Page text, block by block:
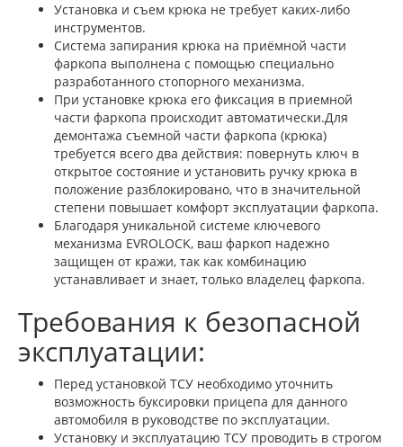
Установка и съем крюка не требует каких-либо
инструментов.
Система запирания крюка на приёмной части
фаркопа выполнена с помощью специально
разработанного стопорного механизма.
При установке крюка его фиксация в приемной
части фаркопа происходит автоматически.Для
демонтажа съемной части фаркопа (крюка)
требуется всего два действия: повернуть ключ в
открытое состояние и установить ручку крюка в
положение разблокировано, что в значительной
степени повышает комфорт эксплуатации фаркопа.
Благодаря уникальной системе ключевого
механизма EVROLOCK, ваш фаркоп надежно
защищен от кражи, так как комбинацию
устанавливает и знает, только владелец фаркопа.
Требования к безопасной
эксплуатации:
Перед установкой ТСУ необходимо уточнить
возможность буксировки прицепа для данного
автомобиля в руководстве по эксплуатации.
Установку и эксплуатацию ТСУ проводить в строгом